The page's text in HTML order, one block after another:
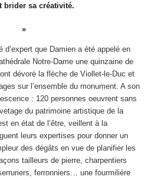
brider sa créativité.
d’expert que Damien a été appelé en
Notre-Dame une quinzaine de
dévoré la flèche de Viollet-le-Duc et
sur l’ensemble du monument. A son
: 120 personnes oeuvrent sans
du patrimoine artistique de la
en état de l’être, veillent à la
leurs expertises pour donner un
des dégâts en vue de planifier les
tailleurs de pierre, charpentiers
ferronniers… une fourmilière